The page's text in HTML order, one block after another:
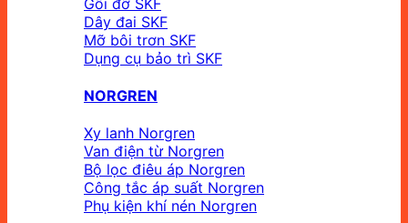
Dây đai SKF
Mỡ bôi trơn SKF
Dụng cụ bảo trì SKF
NORGREN
Xy lanh Norgren
Van điện từ Norgren
Bộ lọc điêu áp Norgren
Công tắc áp suất Norgren
Phụ kiện khí nén Norgren